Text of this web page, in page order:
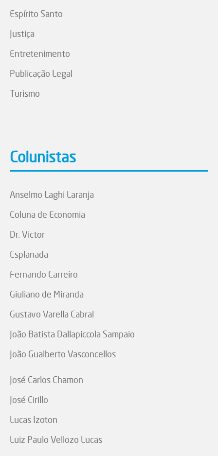
Espírito Santo
Justiça
Entretenimento
Publicação Legal
Turismo
Colunistas
Anselmo Laghi Laranja
Coluna de Economia
Dr. Victor
Esplanada
Fernando Carreiro
Giuliano de Miranda
Gustavo Varella Cabral
João Batista Dallapiccola Sampaio
João Gualberto Vasconcellos
José Carlos Chamon
José Cirillo
Lucas Izoton
Luiz Paulo Vellozo Lucas